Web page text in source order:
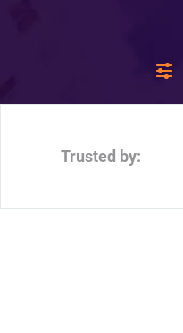
Trusted by: